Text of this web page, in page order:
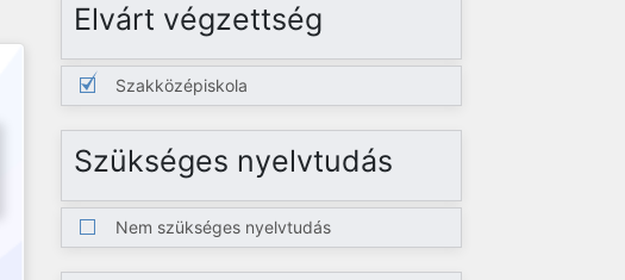
Elvárt végzettség
Szakközépiskola
Szükséges nyelvtudás
Nem szükséges nyelvtudás